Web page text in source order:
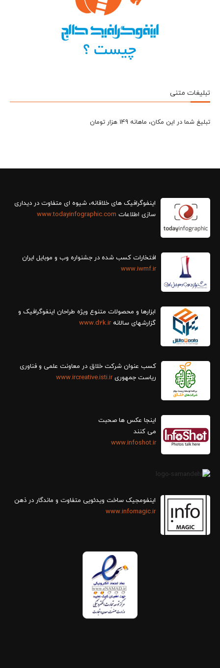
تبلیغات متنی
تبلیغ شما در این مکان، ماهانه 149 هزار تومان
سازی اطلاعات www.todayinfographic.com
افتخارات کسب شده در جشنواره وب و موبایل ایران
www.iwmf.ir
ابزارها و محصولات متنوع ویژه طراحان اینفوگرافیک و
گزارش‎های سالانه
www.d2k.ir
کسب عنوان شرکت خلاق در معاونت علمی و فناوری
ریاست جمهوریwww.ircreative.isti.ir
اینجا عکس ها صحبت
می کنند
www.infoshot.ir
اینفومجیک ساخت ویدئویی متفاوت و ماندگار در ذهن
www.infomagic.ir